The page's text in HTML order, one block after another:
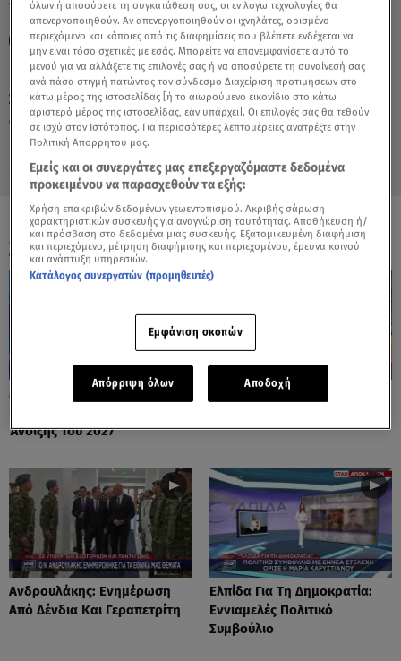
Σάββατο 8 Αυγούστου 2026
18.05.26, 21:55 ΠΟΛΙΤΙΚΗ
TAGS: ΑΛΕΞΗΣ ΤΣΙΠΡΑΣ ΜΑΡΙΑ ΚΑΡΥΣΤΙΑΝΟΥ GPO
ΑΝΤΩΝΗΣ ΠΑΠΑΡΓΥΡΗΣ
ΟΛΑ ΤΑ ΒΙΝΤΕΟ
Μητσοτάκης: Σχεδιάζει
Άνοιξης Του 2027
Μαρκόπουλος Κατά Άδωνι
Ανδρουλάκης: Ενημέρωση
Από Δένδια Και Γεραπετρίτη
Ελπίδα Για Τη Δημοκρατία:
Εννιαμελές Πολιτικό
Συμβούλιο
όλων ή αποσύρετε τη συγκατάθεσή σας, οι εν λόγω τεχνολογίες θα
απενεργοποιηθούν. Αν απενεργοποιηθούν οι ιχνηλάτες, ορισμένο
περιεχόμενο και κάποιες από τις διαφημίσεις που βλέπετε ενδέχεται να
μην είναι τόσο σχετικές με εσάς. Μπορείτε να επανεμφανίσετε αυτό το
μενού για να αλλάξετε τις επιλογές σας ή να αποσύρετε τη συναίνεσή σας
ανά πάσα στιγμή πατώντας τον σύνδεσμο Διαχείριση προτιμήσεων στο
κάτω μέρος της ιστοσελίδας [ή το αιωρούμενο εικονίδιο στο κάτω
αριστερό μέρος της ιστοσελίδας, εάν υπάρχει]. Οι επιλογές σας θα τεθούν
σε ισχύ στον Ιστότοπος. Για περισσότερες λεπτομέρειες ανατρέξτε στην
Πολιτική Απορρήτου μας.
Εμείς και οι συνεργάτες μας επεξεργαζόμαστε δεδομένα
προκειμένου να παρασχεθούν τα εξής:
Χρήση επακριβών δεδομένων γεωεντοπισμού. Ακριβής σάρωση
χαρακτηριστικών συσκευής για αναγνώριση ταυτότητας. Αποθήκευση ή/
και πρόσβαση στα δεδομένα μιας συσκευής. Εξατομικευμένη διαφήμιση
και περιεχόμενο, μέτρηση διαφήμισης και περιεχομένου, έρευνα κοινού
και ανάπτυξη υπηρεσιών.
Κατάλογος συνεργατών (προμηθευτές)
Εμφάνιση σκοπών
Απόρριψη όλων Αποδοχή